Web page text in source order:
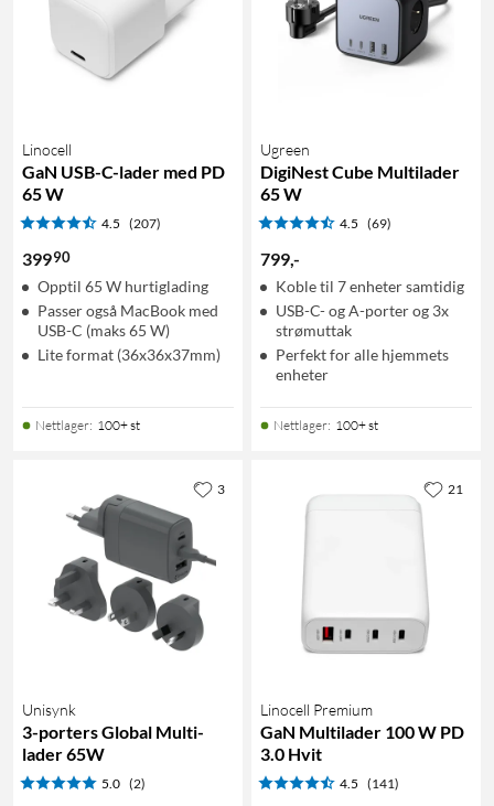
Linocell
GaN USB-C-lader med PD
65 W
4.5 (207)
39990
Opptil 65 W hurtiglading
Passer også MacBook med
USB-C (maks 65 W)
Lite format (36x36x37mm)
Nettlager: 100+ st
Ugreen
DigiNest Cube Multilader
65 W
4.5 (69)
799,-
Koble til 7 enheter samtidig
USB-C- og A-porter og 3x
strømuttak
Perfekt for alle hjemmets
enheter
Nettlager: 100+ st
Unisynk
3-porters Global Multi-
lader 65W
5.0 (2)
3
Linocell Premium
GaN Multilader 100 W PD
3.0 Hvit
4.5 (141)
21